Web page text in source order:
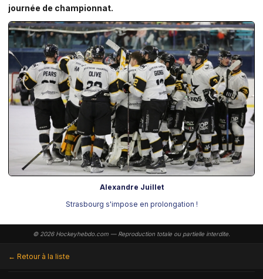
journée de championnat.
Alexandre Juillet
Strasbourg s'impose en prolongation !
© 2026 Hockeyhebdo.com — Reproduction totale ou partielle interdite.
← Retour à la liste